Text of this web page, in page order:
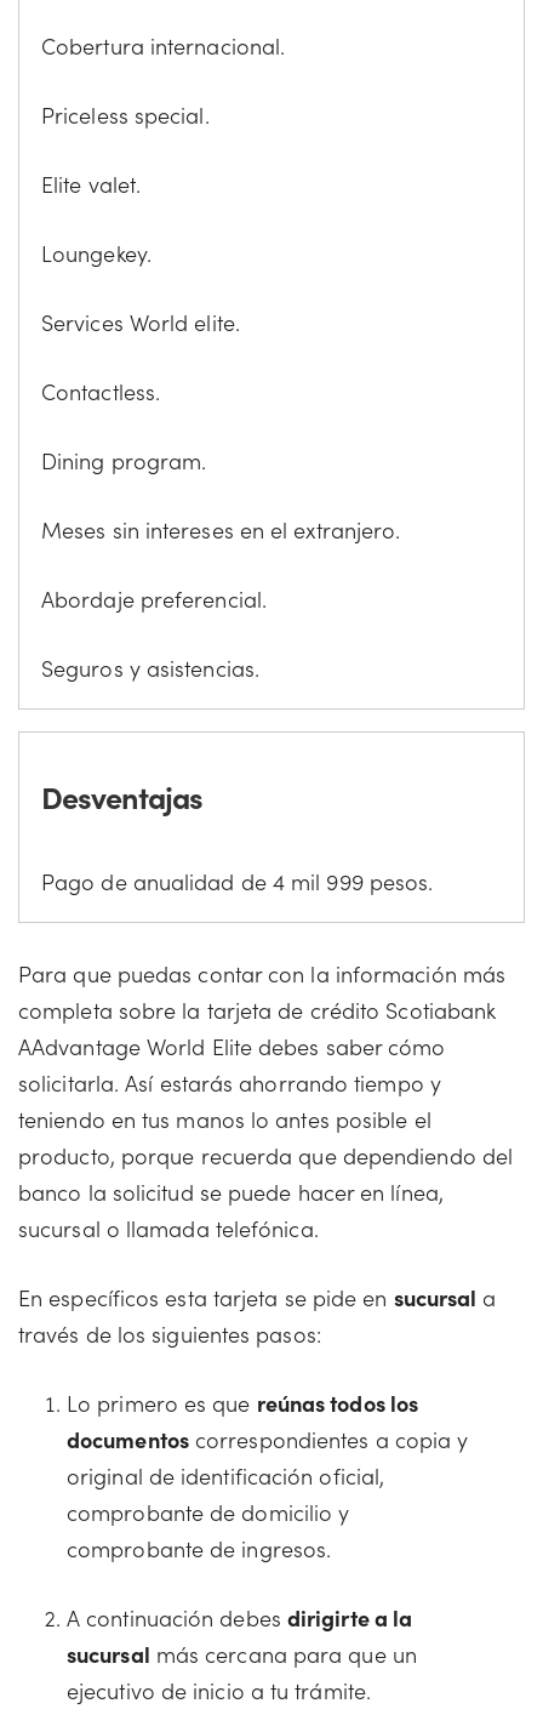
Cobertura internacional.
Priceless special.
Elite valet.
Loungekey.
Services World elite.
Contactless.
Dining program.
Meses sin intereses en el extranjero.
Abordaje preferencial.
Seguros y asistencias.
Desventajas
Pago de anualidad de 4 mil 999 pesos.
Para que puedas contar con la información más
completa sobre la tarjeta de crédito Scotiabank
AAdvantage World Elite debes saber cómo
solicitarla. Así estarás ahorrando tiempo y
teniendo en tus manos lo antes posible el
producto, porque recuerda que dependiendo del
banco la solicitud se puede hacer en línea,
sucursal o llamada telefónica.
En específicos esta tarjeta se pide en sucursal a
través de los siguientes pasos:
Lo primero es que reúnas todos los
documentoscorrespondientes a copia y
original de identificación oficial,
comprobante de domicilio y
comprobante de ingresos.
A continuación debes dirigirte a la
sucursal más cercana para que un
ejecutivo de inicio a tu trámite.